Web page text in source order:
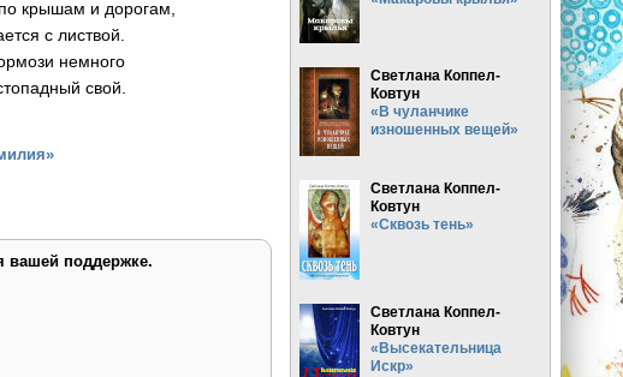
крышам и дорогам,
с листвой.
немного
свой.
вашей поддержке.
Светлана Коппел-
Ковтун
«В чуланчике
изношенных вещей»
Светлана Коппел-
Ковтун
«Сквозь тень»
Светлана Коппел-
Ковтун
«Высекательница
Искр»